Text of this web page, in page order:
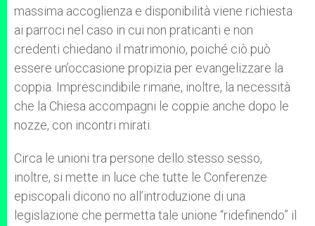
massima accoglienza e disponibilità viene richiesta
ai parroci nel caso in cui non praticanti e non
credenti chiedano il matrimonio, poiché ciò può
essere un’occasione propizia per evangelizzare la
coppia. Imprescindibile rimane, inoltre, la necessità
che la Chiesa accompagni le coppie anche dopo le
nozze, con incontri mirati.
Circa le unioni tra persone dello stesso sesso,
inoltre, si mette in luce che tutte le Conferenze
episcopali dicono no all’introduzione di una
legislazione che permetta tale unione “ridefinendo” il